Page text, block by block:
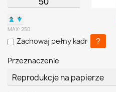
▲ ▼
MAX: 250
Zachowaj pełny kadr ?
Przeznaczenie